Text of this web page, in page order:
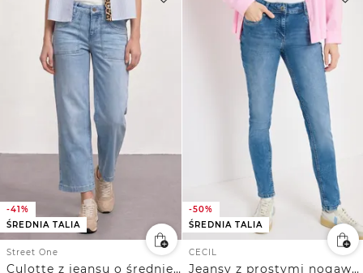
-41%
ŚREDNIA TALIA
Street One
Culotte z jeansu o średniej talii i luźnym kroju Loose Fit
-50%
ŚREDNIA TALIA
CECIL
Jeansy z prostymi nogawkami